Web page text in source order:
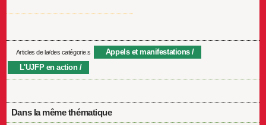
Articles de la/des catégorie.s
Appels et manifestations
L'UJFP en action
Dans la même thématique